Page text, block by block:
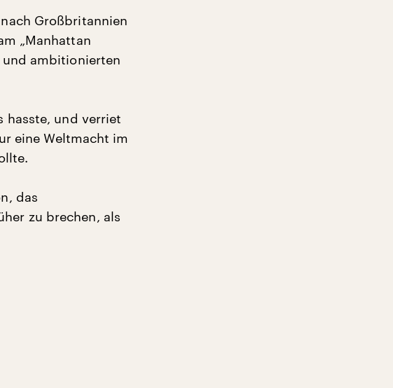
Großbritannien
„Manhattan
ambitionierten
hasste, und verriet
eine Weltmacht im
das
zu brechen, als